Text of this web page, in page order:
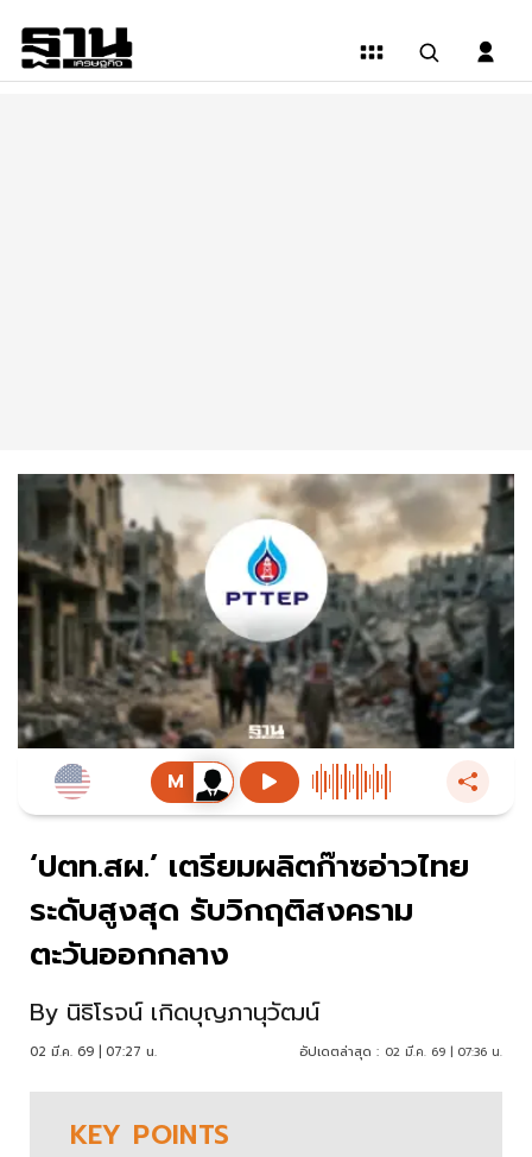
‘ปตท.สผ.’ เตรียมผลิตก๊าซอ่าวไทย
ระดับสูงสุด รับวิกฤติสงคราม
ตะวันออกกลาง
By นิธิโรจน์ เกิดบุญภานุวัฒน์
02 มี.ค. 69 | 07:27 น. อัปเดตล่าสุด : 02 มี.ค. 69 | 07:36 น.
KEY POINTS